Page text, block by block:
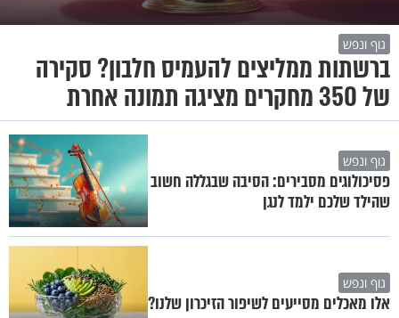
גוף ונפש
ברשתות ממליצים להעמיס חלבון? סקירה
של 350 מחקרים מציגה תמונה אחרת
גוף ונפש
פסיכולוגים מסבירים: הסיבה שבגללה חשוב
שהילד שלכם ילמד לנגן
גוף ונפש
אלו מאכלים מסייעים לשיפור הזיכרון שלנו?